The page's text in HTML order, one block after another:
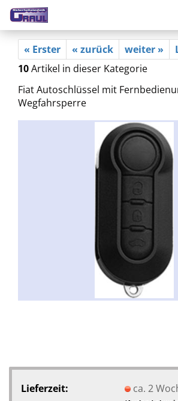
« Erster « zurück weiter »
10Artikel in dieser Kategorie
Fiat Autoschlüssel mit
Wegfahrsperre
Lieferzeit: ca. 2